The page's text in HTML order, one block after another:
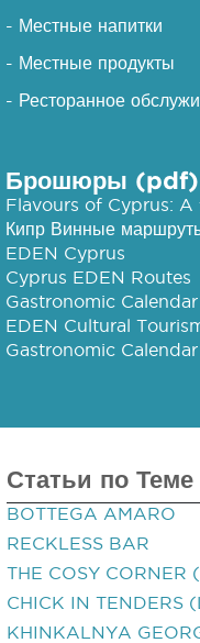
- Местные напитки
- Местные продукты
- Ресторанное
Брошюры (pdf)
Flavours of Cyprus:
Кипр Винные
EDEN Cyprus
Cyprus EDEN Routes
Gastronomic Calendar
EDEN Cultural
Gastronomic
Статьи по Теме
BOTTEGA AMARO
RECKLESS BAR
THE COSY
CHICK IN TENDERS
KHINKALNYA